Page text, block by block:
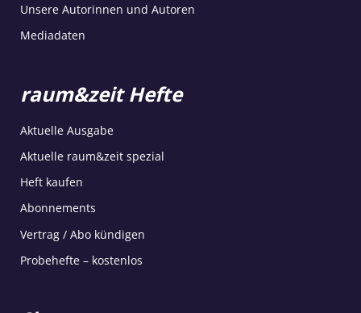
Unsere Autorinnen und Autoren
Mediadaten
raum&zeit Hefte
Aktuelle Ausgabe
Aktuelle raum&zeit spezial
Heft kaufen
Abonnements
Vertrag / Abo kündigen
Probehefte – kostenlos